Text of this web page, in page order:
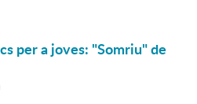
per a joves: "Somriu" de